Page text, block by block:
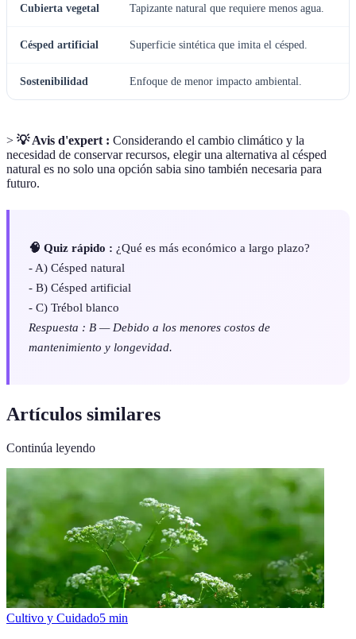
Cubierta vegetal Tapizante natural que requiere menos agua.
Césped artificial Superficie sintética que imita el césped.
Sostenibilidad Enfoque de menor impacto ambiental.
> 💡 Avis d'expert : Considerando el cambio climático y la
necesidad de conservar recursos, elegir una alternativa al césped
natural es no solo una opción sabia sino también necesaria para
futuro.
🧠 Quiz rápido : ¿Qué es más económico a largo plazo?
- A) Césped natural
- B) Césped artificial
- C) Trébol blanco
Respuesta : B — Debido a los menores costos de
mantenimiento y longevidad.
Artículos similares
Continúa leyendo
Cultivo y Cuidado5 min